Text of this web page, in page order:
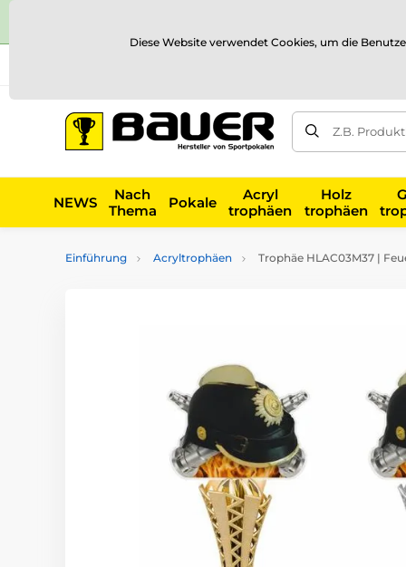
Z.B.
NEWS
Nach
Thema
Pokale
Acryl
trophäen
Holz
trophäen
Einführung Acryltrophäen Trophäe HLAC03M37 |
Diese Website verwendet Cookies, um die